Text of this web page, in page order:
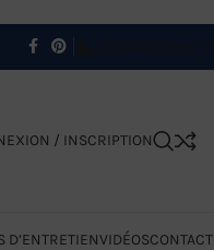
/ INSCRIPTION
D’ENTRETIENVIDÉOSCONTACT